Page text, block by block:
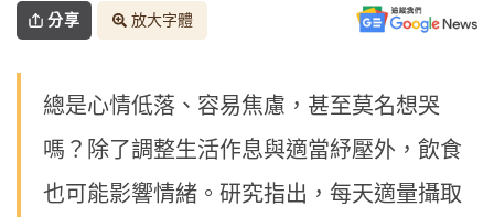
分享 放大字體
總是心情低落、容易焦慮，甚至莫名想哭
嗎？除了調整生活作息與適當紓壓外，飲食
也可能影響情緒。研究指出，每天適量攝取